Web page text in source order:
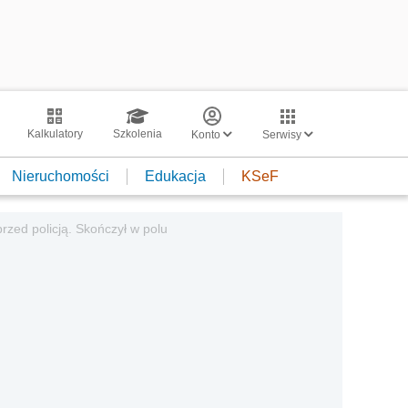
Kalkulatory Szkolenia Konto Serwisy
Nieruchomości Edukacja KSeF
policją. Skończył w polu